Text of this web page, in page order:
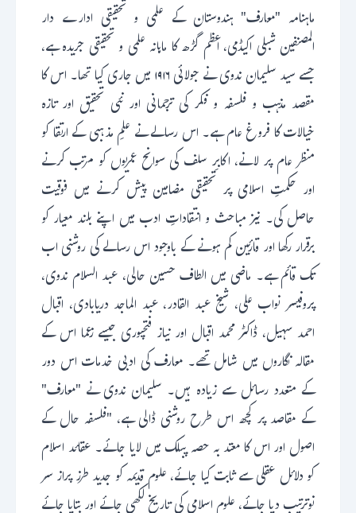
ماہنامہ "معارف" ہندوستان کے علمی و تحقیقی ادارے دار
المصنفین شبلی اکیڈمی، اعظم گڑھ کا ماہانہ علمی و تحقیقی جریدہ ہے،
جسے سید سلیمان ندوی نے جولائی ۱۹۱۶ میں جاری کیا تھا۔ اس کا
مقصد مذہب و فلسفہ و فکر کی ترجمانی اور نئی تحقیق اور تازہ
خیالات کا فروغ عام ہے۔ اس رسالے نے علمِ مذہبی کے ارتقا کو
منظر عام پر لانے، اکابرِ سلف کی سوانح عمریوں کو مرتب کرنے
اور حکمتِ اسلامی پر تحقیقی مضامین پیش کرنے میں فوقیت
حاصل کی۔ نیز مباحث و انتقاداتِ ادب میں اپنے بلند معیار کو
برقرار رکھا اور قارئین کم ہونے کے باوجود اس رسالے کی روشنی اب
تک قائم ہے۔ ماضی میں الطاف حسین حالی، عبد السلام ندوی،
پروفیسر نواب علی، شیخ عبد القادر، عبد الماجد دریابادی، اقبال
احمد سہیل، ڈاکٹر محمد اقبال اور نیاز فتحپوری جیسے زعما اس کے
مقالہ نگاروں میں شامل تھے۔ معارف کی ادبی خدمات اس دور
کے متعدد رسائل سے زیادہ ہیں۔ سلیمان ندوی نے "معارف"
کے مقاصد پر کچھ اس طرح روشنی ڈالی ہے، "فلسفہ حال کے
اصول اور اس کا معتد بہ حصہ پبلک میں لایا جائے۔ عقائد اسلام
کو دلائل عقلی سے ثابت کیا جائے، علوم قدیمہ کو جدید طرز پراز سر